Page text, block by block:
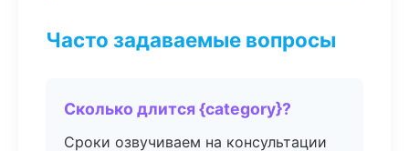
Часто задаваемые вопросы
Сколько длится {category}?
Сроки озвучиваем на консультации